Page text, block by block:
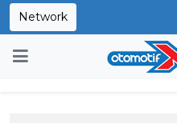
Network